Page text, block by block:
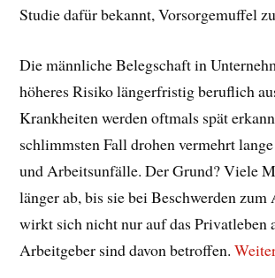
Studie dafür bekannt, Vorsorgemuffel
Die männliche Belegschaft in
höheres Risiko längerfristig beruflich
Krankheiten werden oftmals spät
schlimmsten Fall drohen vermehrt
und Arbeitsunfälle. Der Grund? Viele
länger ab, bis sie bei Beschwerden zum
wirkt sich nicht nur auf das Privatleben
Arbeitgeber sind davon betroffen.